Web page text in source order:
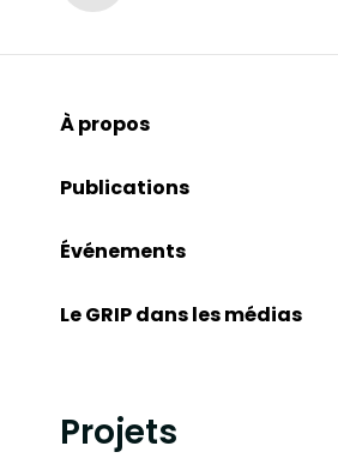
À propos
Publications
Événements
Le GRIP dans les médias
Projets